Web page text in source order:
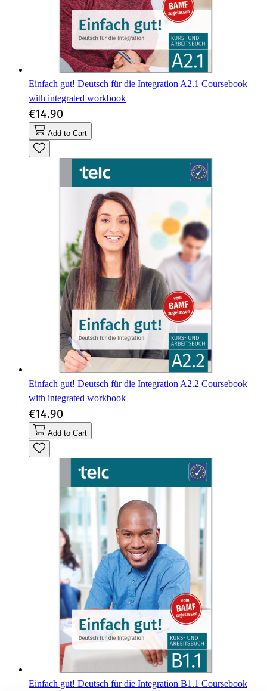
Einfach gut! Deutsch für die Integration A2.1 Coursebook
with integrated workbook
€14.90
Add to Cart
Einfach gut! Deutsch für die Integration A2.2 Coursebook
with integrated workbook
€14.90
Add to Cart
Einfach gut! Deutsch für die Integration B1.1 Coursebook